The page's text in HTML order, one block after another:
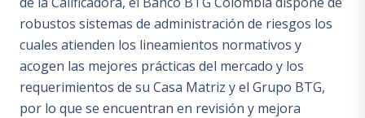
robustos sistemas de administración de riesgos los
cuales atienden los lineamientos normativos y
acogen las mejores prácticas del mercado y los
requerimientos de su Casa Matriz y el Grupo BTG,
por lo que se encuentran en revisión y mejora